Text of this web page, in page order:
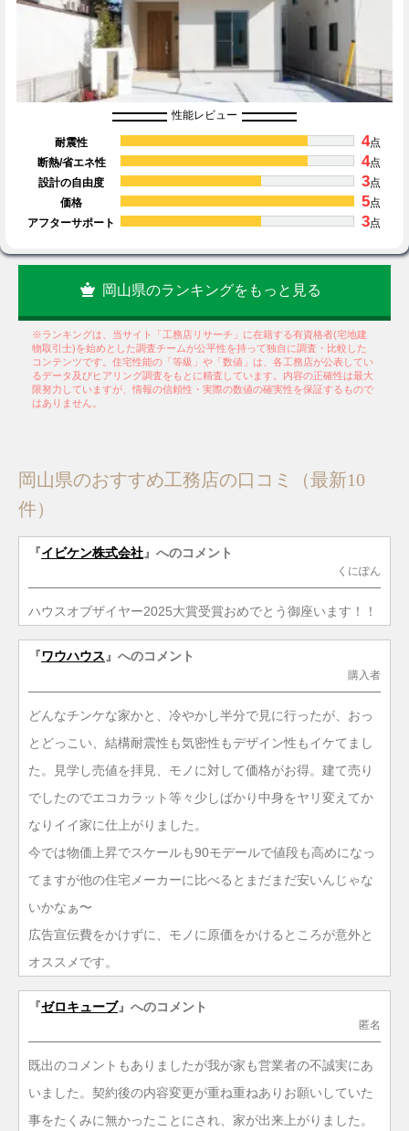
性能レビュー
耐震性 4点
断熱/省エネ性
4点
設計の自由度
3点
価格
5点
アフターサポート
3点
岡山県のランキングをもっと見る
※ランキングは、当サイト「工務店リサーチ」に在籍する有資格者(宅地建
物取引士)を始めとした調査チームが公平性を持って独自に調査・比較した
コンテンツです。住宅性能の「等級」や「数値」は、各工務店が公表してい
るデータ及びヒアリング調査をもとに精査しています。内容の正確性は最大
限努力していますが、情報の信頼性・実際の数値の確実性を保証するもので
はありません。
岡山県のおすすめ工務店の口コミ（最新10
件）
『イビケン株式会社 』へのコメント
くにぽん
ハウスオブザイヤー2025大賞受賞おめでとう御座います！！
『ワウハウス』へのコメント
購入者
どんなチンケな家かと、冷やかし半分で見に行ったが、おっ
とどっこい、結構耐震性も気密性もデザイン性もイケてまし
た。見学し売値を拝見、モノに対して価格がお得。建て売り
でしたのでエコカラット等々少しばかり中身をヤリ変えてか
なりイイ家に仕上がりました。
今では物価上昇でスケールも90モデールで値段も高めになっ
てますが他の住宅メーカーに比べるとまだまだ安いんじゃな
いかなぁ〜
広告宣伝費をかけずに、モノに原価をかけるところが意外と
オススメです。
『ゼロキューブ』へのコメント
匿名
既出のコメントもありましたが我が家も営業者の不誠実にあ
いました。契約後の内容変更が重ね重ねありお願いしていた
事をたくみに無かったことにされ、家が出来上がりました。